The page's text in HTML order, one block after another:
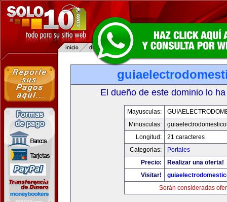
El dueño de este dominio lo
Mayusculas:
Minusculas:
Longitud:
21 caracteres
Categorias:
Portales
Precio:
Realizar una oferta!
Visitar!
Serán consideradas